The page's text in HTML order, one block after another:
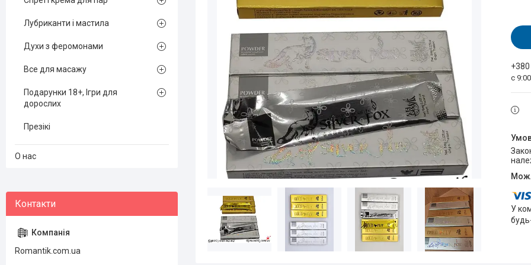
с
Законом не передбачено повернення та обмін даного товару
У
Лубриканти і мастила
Духи з феромонами
Все для масажу
Подарунки 18+, Ігри для
дорослих
Презікі
О нас
Romantik.com.ua